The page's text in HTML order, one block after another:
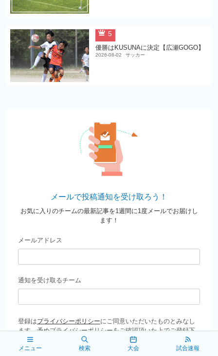
5
優勝はKUSUNAに決定【広瀬GOGO】
2026-08-02 サッカー
メールで投稿通知を受け取ろう！
お気に入りのチームの最新記事を1週間に1度メールでお届けし
ます！
メールアドレス
通知を受け取るチーム
登録はプライバシーポリシーにご同意いただいたものとみなし
ます。予めプライバシーポリシーをご確認頂いた上でご登録下
さい。
メニュー 検索 大会 試合速報